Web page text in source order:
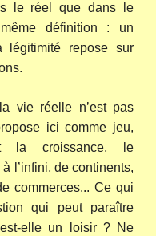
le réel que dans le
définition : un
légitimité repose sur
vie réelle n’est pas
ici comme jeu,
la croissance, le
l’infini, de continents,
commerces... Ce qui
qui peut paraître
elle un loisir ? Ne